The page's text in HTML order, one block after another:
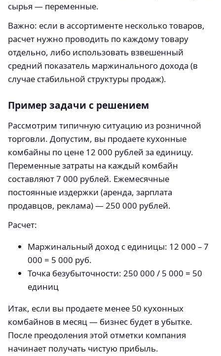
сырья — переменные.
Важно: если в ассортименте несколько товаров,
расчет нужно проводить по каждому товару
отдельно, либо использовать взвешенный
средний показатель маржинального дохода (в
случае стабильной структуры продаж).
Пример задачи с решением
Рассмотрим типичную ситуацию из розничной
торговли. Допустим, вы продаете кухонные
комбайны по цене 12 000 рублей за единицу.
Переменные затраты на каждый комбайн
составляют 7 000 рублей. Ежемесячные
постоянные издержки (аренда, зарплата
продавцов, реклама) — 250 000 рублей.
Расчет:
Маржинальный доход с единицы: 12 000 – 7
000 = 5 000 руб.
Точка безубыточности: 250 000 / 5 000 = 50
единиц
Итак, если вы продаете менее 50 кухонных
комбайнов в месяц — бизнес будет в убытке.
После преодоления этой отметки компания
начинает получать чистую прибыль.